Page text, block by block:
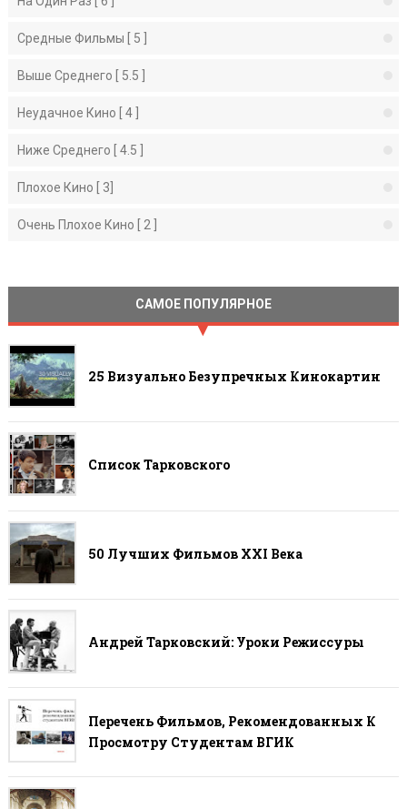
Средные Фильмы [ 5 ]
Выше Среднего [ 5.5 ]
Неудачное Кино [ 4 ]
Ниже Среднего [ 4.5 ]
Плохое Кино [ 3]
Очень Плохое Кино [ 2 ]
САМОЕ ПОПУЛЯРНОЕ
25 Визуально Безупречных Кинокартин
Список Тарковского
50 Лучших Фильмов ХХI Века
Андрей Тарковский: Уроки Режиссуры
Перечень Фильмов, Рекомендованных К
Просмотру Студентам ВГИК